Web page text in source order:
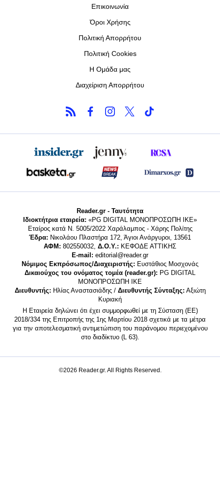
Επικοινωνία
Όροι Χρήσης
Πολιτική Απορρήτου
Πολιτική Cookies
Η Ομάδα μας
Διαχείριση Απορρήτου
Reader.gr - Ταυτότητα
Ιδιοκτήτρια εταιρεία: «PG DIGITAL MONΟΠΡΟΣΩΠΗ ΙΚΕ»
Εταίρος κατά Ν. 5005/2022 Χαράλαμπος - Χάρης Πολίτης
Έδρα: Νικολάου Πλαστήρα 172, Άγιοι Ανάργυροι, 13561
ΑΦΜ: 802550032, Δ.Ο.Υ.: ΚΕΦΟΔΕ ΑΤΤΙΚΗΣ
E-mail: editorial@reader.gr
Νόμιμος Εκπρόσωπος/Διαχειριστής: Ευστάθιος Μοσχονάς
Δικαιούχος του ονόματος τομέα (reader.gr): PG DIGITAL
MONΟΠΡΟΣΩΠΗ ΙΚΕ
Διευθυντής: Ηλίας Αναστασιάδης / Διευθυντής Σύνταξης: Αξιώτη
Κυριακή
Η Εταιρεία δηλώνει ότι έχει συμμορφωθεί με τη Σύσταση (ΕΕ)
2018/334 της Επιτροπής της 1ης Μαρτίου 2018 σχετικά με τα μέτρα
για την αποτελεσματική αντιμετώπιση του παράνομου περιεχομένου
στο διαδίκτυο (L 63).
©2026 Reader.gr. All Rights Reserved.